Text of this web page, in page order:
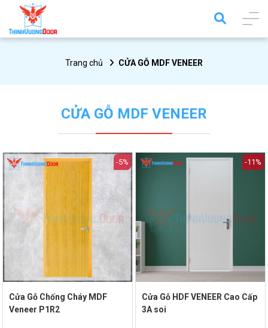
Trang chủ CỬA GỖ MDF VENEER
CỬA GỖ MDF VENEER
-5%
Cửa Gỗ Chống Cháy MDF
Veneer P1R2
-11%
Cửa Gỗ HDF VENEER Cao Cấp
3A soi